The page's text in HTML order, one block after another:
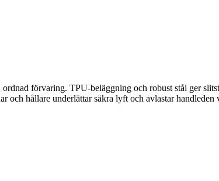
förvaring. TPU-beläggning och robust stål ger
och hållare underlättar säkra lyft och avlastar